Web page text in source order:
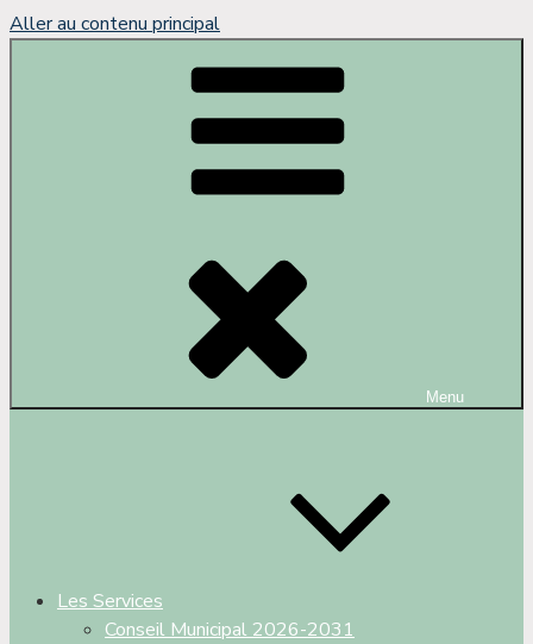
Aller au contenu principal
Menu
Les Services
Conseil Municipal 2026-2031